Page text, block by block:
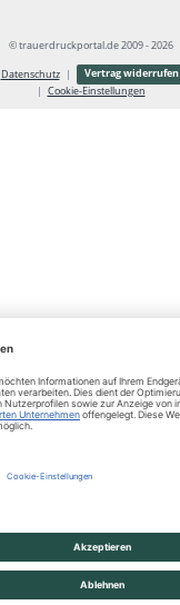
© trauerdruckportal.de 2009 - 2026
Datenschutz Vertrag widerrufen
Cookie-Einstellungen